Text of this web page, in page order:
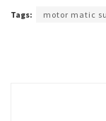
Tags: motor matic